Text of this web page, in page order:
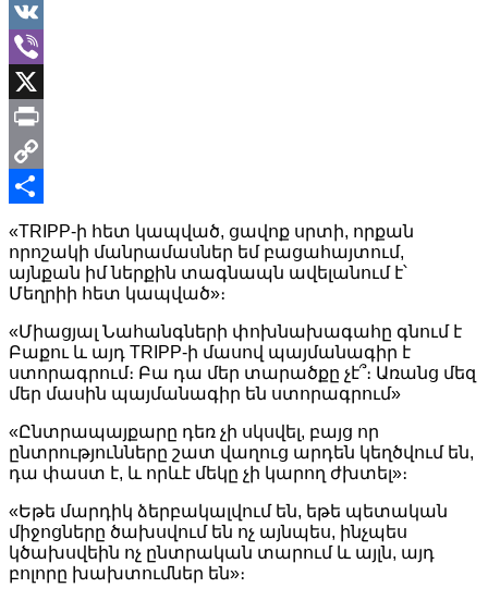
WhatsApp
VK
Viber
X
Print
Copy
Link
Share
«TRIPP-ի հետ կապված, ցավոք սրտի, որքան
որոշակի մանրամասներ եմ բացահայտում,
այնքան իմ ներքին տագնապն ավելանում է՝
Մեղրիի հետ կապված»։
«Միացյալ Նահանգների փոխնախագահը գնում է
Բաքու և այդ TRIPP-ի մասով պայմանագիր է
ստորագրում։ Բա դա մեր տարածքը չէ՞։ Առանց մեզ
մեր մասին պայմանագիր են ստորագրում»
«Ընտրապայքարը դեռ չի սկսվել, բայց որ
ընտրությունները շատ վաղուց արդեն կեղծվում են,
դա փաստ է, և որևէ մեկը չի կարող ժխտել»։
«Եթե մարդիկ ձերբակալվում են, եթե պետական
միջոցները ծախսվում են ոչ այնպես, ինչպես
կծախսվեին ոչ ընտրական տարում և այլն, այդ
բոլորը խախտումներ են»։